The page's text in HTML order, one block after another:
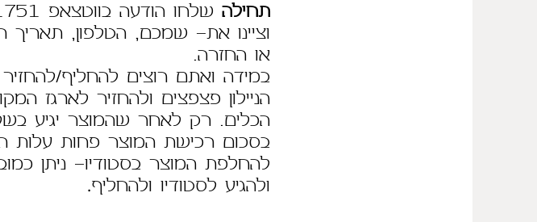
תחילה שלחו הודעה בווטצאפ 0507921751
וציינו את- שמכם, הטלפון, תאריך
או החזרה.
במידה ואתם רוצים להחליף/
הניילון פצפצים ולהחזיר לארגז
הכלים. רק לאחר שהמוצר יגיע
בסכום רכישת המוצר פחות עלות
ולהגיע לסטודיו ולהחליף.